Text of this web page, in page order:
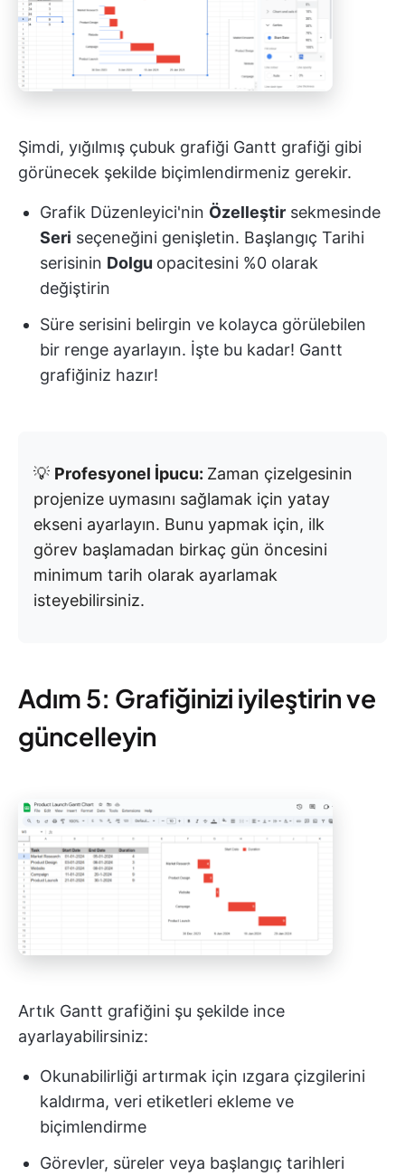
Şimdi, yığılmış çubuk grafiği Gantt grafiği gibi
görünecek şekilde biçimlendirmeniz gerekir.
Grafik Düzenleyici'nin Özelleştir sekmesinde
Seri seçeneğini genişletin. Başlangıç Tarihi
serisinin Dolgu opacitesini %0 olarak
değiştirin
Süre serisini belirgin ve kolayca görülebilen
bir renge ayarlayın. İşte bu kadar! Gantt
grafiğiniz hazır!
💡 Profesyonel İpucu: Zaman çizelgesinin
projenize uymasını sağlamak için yatay
ekseni ayarlayın. Bunu yapmak için, ilk
görev başlamadan birkaç gün öncesini
minimum tarih olarak ayarlamak
isteyebilirsiniz.
Adım 5: Grafiğinizi iyileştirin ve
güncelleyin
Artık Gantt grafiğini şu şekilde ince
ayarlayabilirsiniz:
Okunabilirliği artırmak için ızgara çizgilerini
kaldırma, veri etiketleri ekleme ve
biçimlendirme
Görevler, süreler veya başlangıç tarihleri